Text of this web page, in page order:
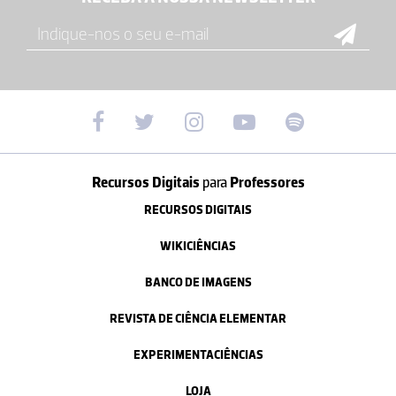
Recursos Digitais paraProfessores
RECURSOS DIGITAIS
WIKICIÊNCIAS
BANCO DE IMAGENS
REVISTA DE CIÊNCIA ELEMENTAR
EXPERIMENTACIÊNCIAS
LOJA